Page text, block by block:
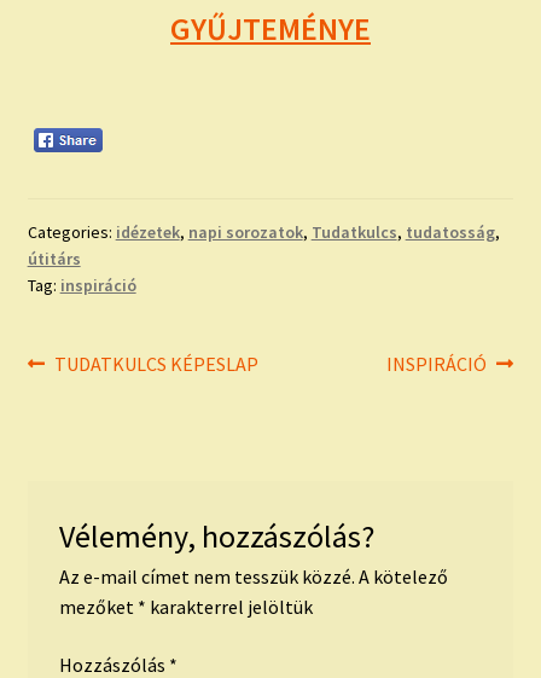
GYŰJTEMÉNYE
Categories: idézetek, napi sorozatok, Tudatkulcs, tudatosság,
útitárs
Tag: inspiráció
Bejegyzés
Previous
TUDATKULCS KÉPESLAP
Next
INSPIRÁCIÓ
Vélemény, hozzászólás?
Az e-mail címet nem tesszük közzé. A kötelező
mezőket * karakterrel jelöltük
Hozzászólás *